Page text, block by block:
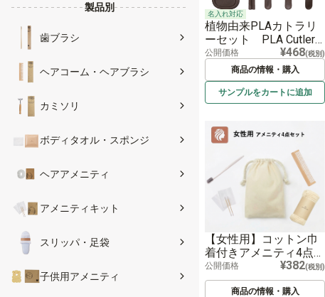
製品別
歯ブラシ
ヘアコーム・ヘアブラシ
カミソリ
ボディタオル・スポンジ
ヘアアメニティ
アメニティキット
スリッパ・足袋
子供用アメニティ
名入れ対応
植物由来PLAカトラリ
ーセット PLA Cutlery
Set
公開価格 ¥468(税別)
商品の情報・購入
サンプルをカートに追加
【女性用】コットン巾
着付きアメニティ4点セ
ット
公開価格 ¥382(税別)
商品の情報・購入